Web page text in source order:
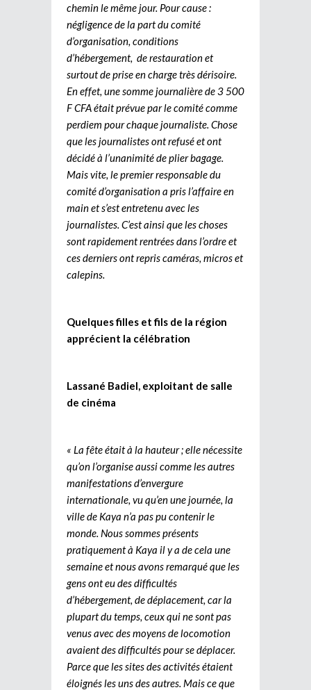
chemin le même jour. Pour cause :
négligence de la part du comité
d’organisation, conditions
d’hébergement, de restauration et
surtout de prise en charge très dérisoire.
En effet, une somme journalière de 3 500
F CFA était prévue par le comité comme
perdiem pour chaque journaliste. Chose
que les journalistes ont refusé et ont
décidé à l’unanimité de plier bagage.
Mais vite, le premier responsable du
comité d’organisation a pris l’affaire en
main et s’est entretenu avec les
journalistes. C’est ainsi que les choses
sont rapidement rentrées dans l’ordre et
ces derniers ont repris caméras, micros et
calepins.
Quelques filles et fils de la région
apprécient la célébration
Lassané Badiel, exploitant de salle
de cinéma
« La fête était à la hauteur ; elle nécessite
qu’on l’organise aussi comme les autres
manifestations d’envergure
internationale, vu qu’en une journée, la
ville de Kaya n’a pas pu contenir le
monde. Nous sommes présents
pratiquement à Kaya il y a de cela une
semaine et nous avons remarqué que les
gens ont eu des difficultés
d’hébergement, de déplacement, car la
plupart du temps, ceux qui ne sont pas
venus avec des moyens de locomotion
avaient des difficultés pour se déplacer.
Parce que les sites des activités étaient
éloignés les uns des autres. Mais ce que